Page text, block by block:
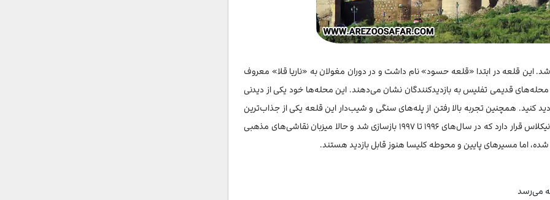
این قلعه در ابتدا «قلعه حسود» نام داشت و در دوران مغولان به «ناریا قلا» معروف
قدیمی تفلیس به بازدیدکنندگان نشان می‌دهند. این محله‌ها خود یکی از دیدنی
کنید. همچنین تجربه بالا رفتن از پله‌های سنگی و شیب‌دار این قلعه یکی از جذاب‌ترین
بخش‌های گردشگری تفلیس است. در پایین قلعه، کلیسای سنت نیکلاس قرار دارد که در سال‌های ۱۹۹۶ تا ۱۹۹۷ بازسازی شد و حالا میزبان نقاشی‌های مذهبی
اما مسیرهای پایین و محوطه کلیسا هنوز قابل بازدید هستند.